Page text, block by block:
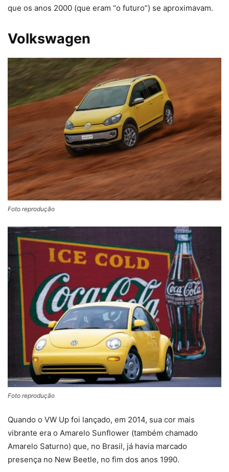
que os anos 2000 (que eram “o futuro”) se aproximavam.
Volkswagen
Foto reprodução
Foto reprodução
Quando o VW Up foi lançado, em 2014, sua cor mais
vibrante era o Amarelo Sunflower (também chamado
Amarelo Saturno) que, no Brasil, já havia marcado
presença no New Beetle, no fim dos anos 1990.